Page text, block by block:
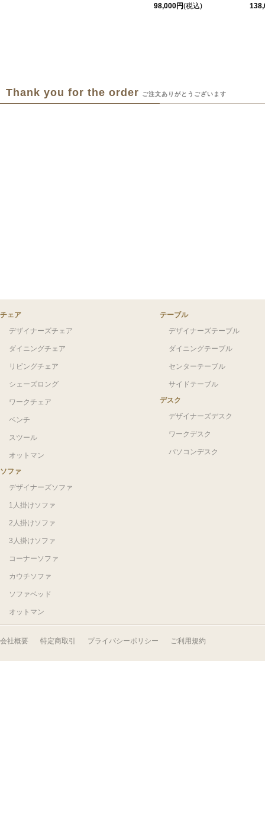
98,000円(税込)
Thank you for the order ご注文ありがとうございます
チェア
デザイナーズチェア
ダイニングチェア
リビングチェア
シェーズロング
ワークチェア
ベンチ
スツール
オットマン
ソファ
デザイナーズソファ
1人掛けソファ
2人掛けソファ
3人掛けソファ
コーナーソファ
カウチソファ
ソファベッド
オットマン
テーブル
デザイナーズテーブル
ダイニングテーブル
センターテーブル
サイドテーブル
デスク
デザイナーズデスク
ワークデスク
パソコンデスク
会社概要 特定商取引 プライバシーポリシー ご利用規約